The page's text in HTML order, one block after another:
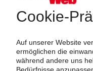
Dienstleistungen!
Mehr als 3.000